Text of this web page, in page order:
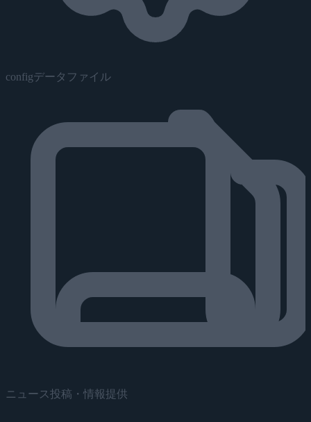
configデータファイル
ニュース投稿・情報提供